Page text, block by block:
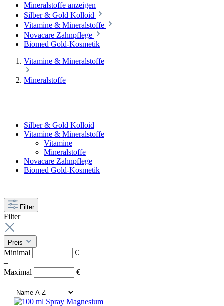
Mineralstoffe anzeigen
Silber & Gold Kolloid
Vitamine & Mineralstoffe
Novacare Zahnpflege
Biomed Gold-Kosmetik
Vitamine & Mineralstoffe
Mineralstoffe
Silber & Gold Kolloid
Vitamine & Mineralstoffe
Vitamine
Mineralstoffe
Novacare Zahnpflege
Biomed Gold-Kosmetik
Filter
Filter
Preis
Minimal
€
–
Maximal
€